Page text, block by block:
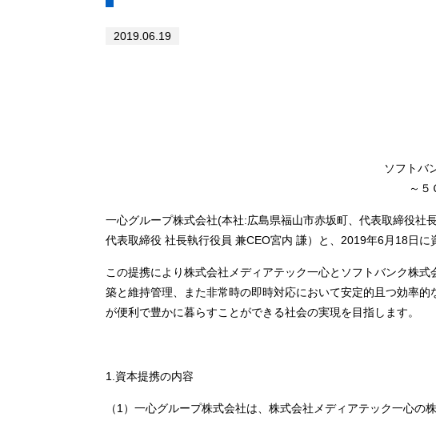
2019.06.19
ソフトバ
～５
一心グループ株式会社(本社:広島県福山市赤坂町、代表取締役社
代表取締役 社長執行役員 兼CEO宮内 謙）と、2019年6月18日に
この提携により株式会社メディアテック一心とソフトバンク株
築と維持管理、また非常時の即時対応において安定的且つ効率
が便利で豊かに暮らすことができる社会の実現を目指します。
1.資本提携の内容
（1）一心グループ株式会社は、株式会社メディアテック一心の